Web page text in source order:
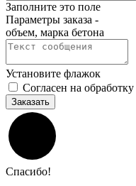
Заполните это поле
Параметры заказа -
объем, марка бетона
Установите флажок
Согласен на обработку
Заказать
Спасибо!